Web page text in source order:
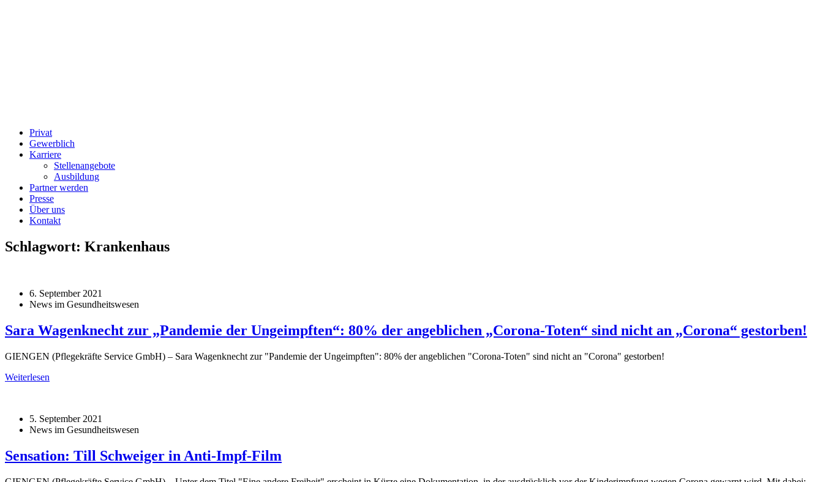
Privat
Gewerblich
Karriere
Stellenangebote
Ausbildung
Partner werden
Presse
Über uns
Kontakt
Schlagwort: Krankenhaus
6. September 2021
News im Gesundheitswesen
Sara Wagenknecht zur „Pandemie der Ungeimpften“: 80% der angeblichen „Corona-Toten“ sind nicht an „Corona“ gestorben!
GIENGEN (Pflegekräfte Service GmbH) – Sara Wagenknecht zur "Pandemie der Ungeimpften": 80% der angeblichen "Corona-Toten" sind nicht an "Corona" gestorben!
Weiterlesen
5. September 2021
News im Gesundheitswesen
Sensation: Till Schweiger in Anti-Impf-Film